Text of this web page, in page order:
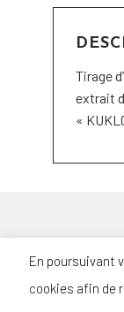
Tirage
extrait
«
En poursuivant
cookies afin de